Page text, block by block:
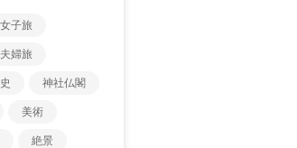
女子旅
夫婦旅
神社仏閣
美術
絶景